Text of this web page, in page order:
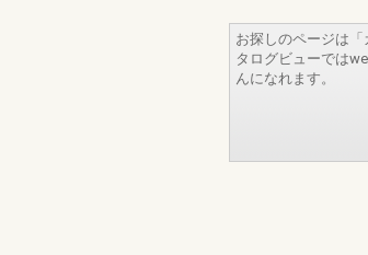
お探しのページは
タログビューでは
んになれます。